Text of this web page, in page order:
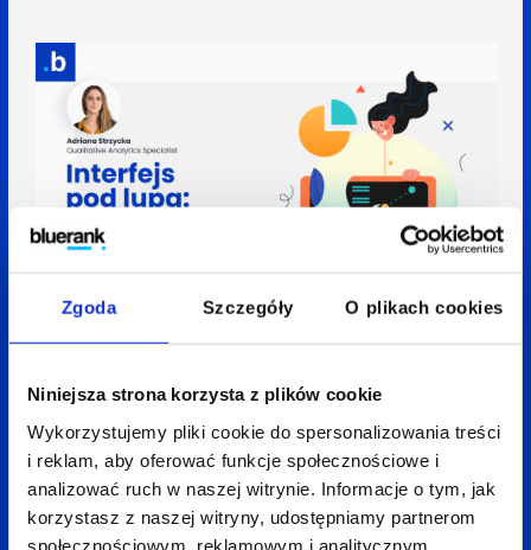
Zgoda Szczegóły O plikach cookies
Niniejsza strona korzysta z plików cookie
Wykorzystujemy pliki cookie do spersonalizowania treści
i reklam, aby oferować funkcje społecznościowe i
analizować ruch w naszej witrynie. Informacje o tym, jak
korzystasz z naszej witryny, udostępniamy partnerom
społecznościowym, reklamowym i analitycznym.
17 kwietnia 2025 Adriana Strzycka 4 min
optymalizacja buduje sukces serwisu